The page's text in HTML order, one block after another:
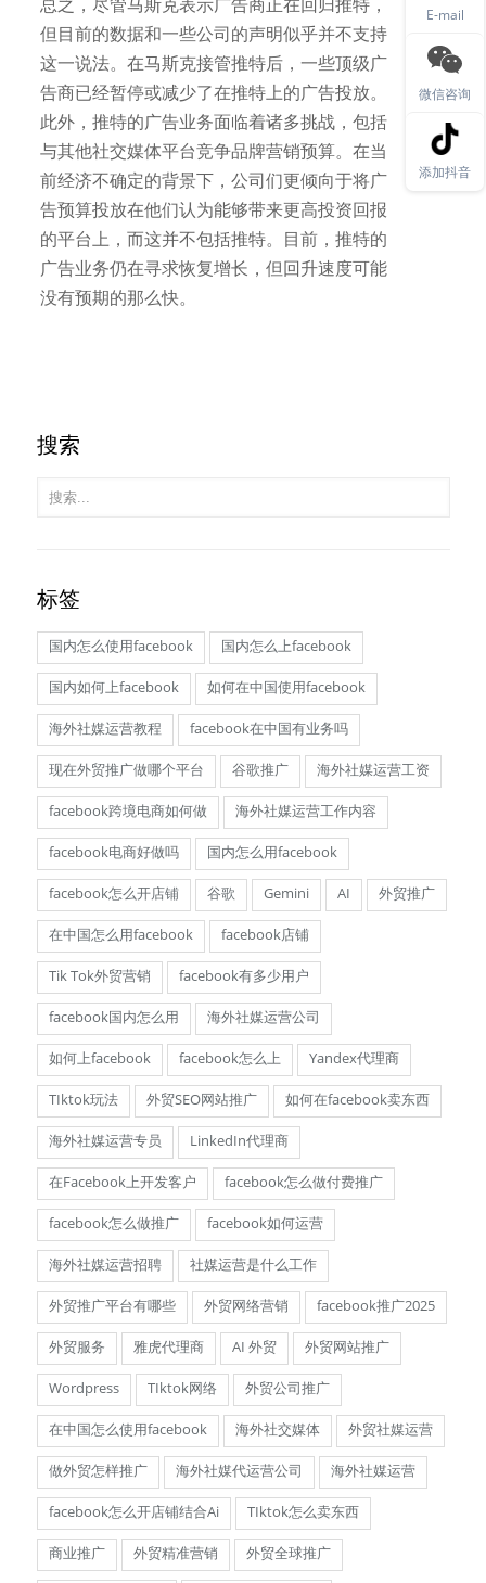
但目前的数据和一些公司的声明似乎并不支持
这一说法。在马斯克接管推特后，一些顶级广
告商已经暂停或减少了在推特上的广告投放。
此外，推特的广告业务面临着诸多挑战，包括
与其他社交媒体平台竞争品牌营销预算。在当
前经济不确定的背景下，公司们更倾向于将广
告预算投放在他们认为能够带来更高投资回报
的平台上，而这并不包括推特。目前，推特的
广告业务仍在寻求恢复增长，但回升速度可能
没有预期的那么快。
搜索
标签
国内怎么使用facebook 国内怎么上facebook
国内如何上facebook 如何在中国使用facebook
海外社媒运营教程 facebook在中国有业务吗
现在外贸推广做哪个平台 谷歌推广 海外社媒运营工资
facebook跨境电商如何做 海外社媒运营工作内容
facebook电商好做吗 国内怎么用facebook
facebook怎么开店铺 谷歌 Gemini AI 外贸推广
在中国怎么用facebook facebook店铺
Tik Tok外贸营销 facebook有多少用户
facebook国内怎么用 海外社媒运营公司
如何上facebook facebook怎么上 Yandex代理商
TIktok玩法 外贸SEO网站推广 如何在facebook卖东西
海外社媒运营专员 LinkedIn代理商
在Facebook上开发客户 facebook怎么做付费推广
facebook怎么做推广 facebook如何运营
海外社媒运营招聘 社媒运营是什么工作
外贸推广平台有哪些 外贸网络营销 facebook推广2025
外贸服务 雅虎代理商 AI 外贸 外贸网站推广
Wordpress TIktok网络 外贸公司推广
在中国怎么使用facebook 海外社交媒体 外贸社媒运营
做外贸怎样推广 海外社媒代运营公司 海外社媒运营
facebook怎么开店铺结合Ai TIktok怎么卖东西
商业推广 外贸精准营销 外贸全球推广
E-mail
微信咨询
添加抖音